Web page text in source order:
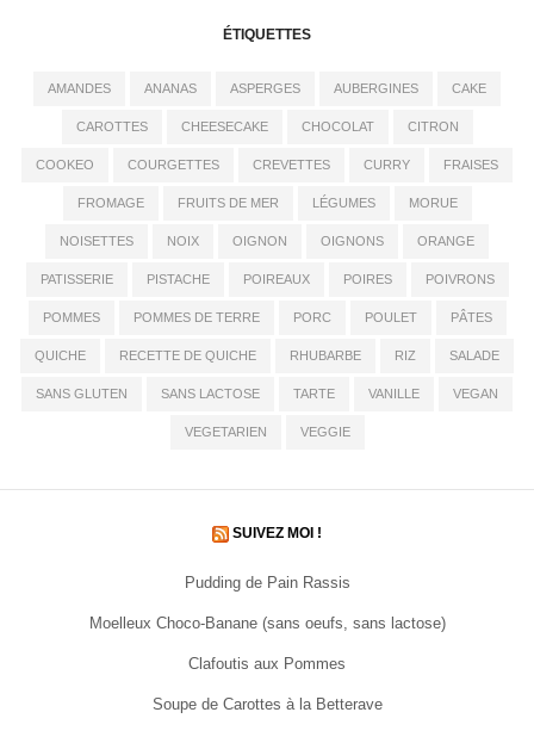
ÉTIQUETTES
AMANDES ANANAS ASPERGES AUBERGINES CAKE
CAROTTES CHEESECAKE CHOCOLAT CITRON
COOKEO COURGETTES CREVETTES CURRY FRAISES
FROMAGE FRUITS DE MER LÉGUMES MORUE
NOISETTES NOIX OIGNON OIGNONS ORANGE
PATISSERIE PISTACHE POIREAUX POIRES POIVRONS
POMMES POMMES DE TERRE PORC POULET PÂTES
QUICHE RECETTE DE QUICHE RHUBARBE RIZ SALADE
SANS GLUTEN SANS LACTOSE TARTE VANILLE VEGAN
VEGETARIEN VEGGIE
SUIVEZ MOI !
Pudding de Pain Rassis
Moelleux Choco-Banane (sans oeufs, sans lactose)
Clafoutis aux Pommes
Soupe de Carottes à la Betterave